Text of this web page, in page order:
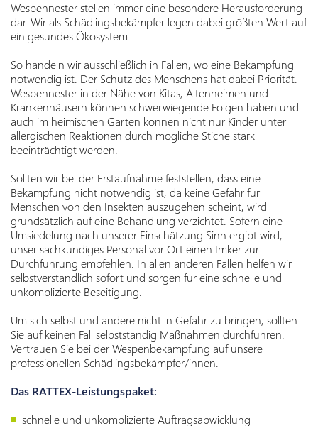
Wespennester stellen immer eine besondere Herausforderung
dar. Wir als Schädlingsbekämpfer legen dabei größten Wert auf
ein gesundes Ökosystem.
So handeln wir ausschließlich in Fällen, wo eine Bekämpfung
notwendig ist. Der Schutz des Menschens hat dabei Priorität.
Wespennester in der Nähe von Kitas, Altenheimen und
Krankenhäusern können schwerwiegende Folgen haben und
auch im heimischen Garten können nicht nur Kinder unter
allergischen Reaktionen durch mögliche Stiche stark
beeinträchtigt werden.
Sollten wir bei der Erstaufnahme feststellen, dass eine
Bekämpfung nicht notwendig ist, da keine Gefahr für
Menschen von den Insekten auszugehen scheint, wird
grundsätzlich auf eine Behandlung verzichtet. Sofern eine
Umsiedelung nach unserer Einschätzung Sinn ergibt wird,
unser sachkundiges Personal vor Ort einen Imker zur
Durchführung empfehlen. In allen anderen Fällen helfen wir
selbstverständlich sofort und sorgen für eine schnelle und
unkomplizierte Beseitigung.
Um sich selbst und andere nicht in Gefahr zu bringen, sollten
Sie auf keinen Fall selbstständig Maßnahmen durchführen.
Vertrauen Sie bei der Wespenbekämpfung auf unsere
professionellen Schädlingsbekämpfer/innen.
Das RATTEX-Leistungspaket:
schnelle und unkomplizierte Auftragsabwicklung